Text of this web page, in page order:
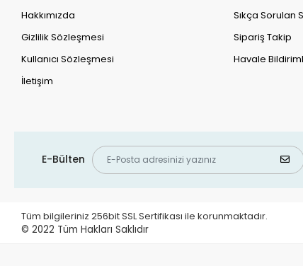
Hakkımızda
Gizlilik Sözleşmesi
Kullanıcı Sözleşmesi
İletişim
Sıkça Sorulan
Sipariş Takip
Havale
E-Bülten
Tüm bilgileriniz 256bit SSL Sertifikası ile korunmaktadır.
© 2022 Tüm Hakları Saklıdır